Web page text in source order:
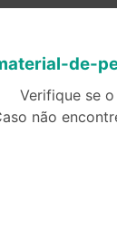
de-
Verifique se
não